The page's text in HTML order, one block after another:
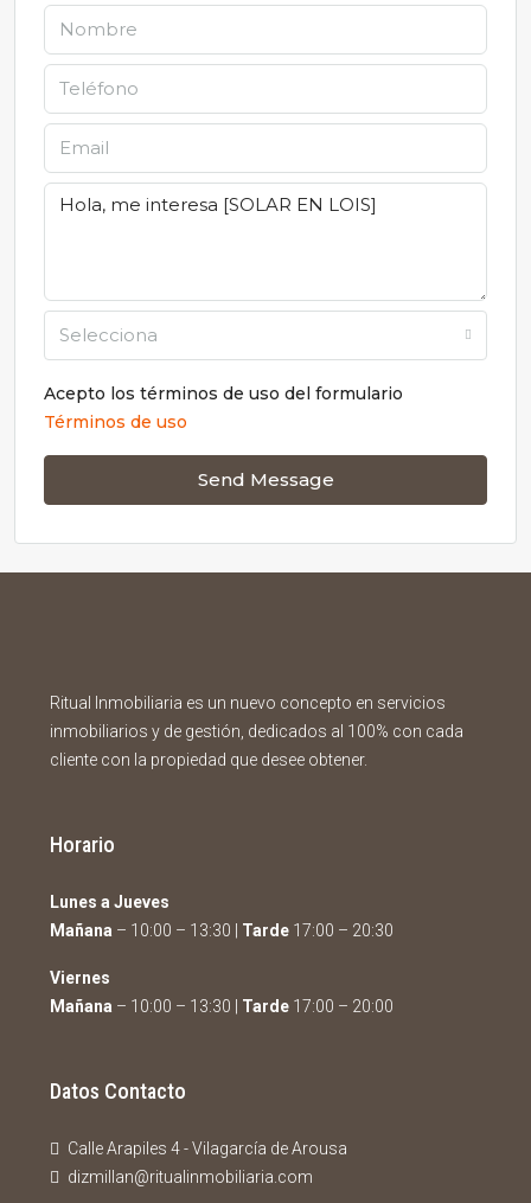
Selecciona
Acepto los términos de uso del formulario
Términos de uso
Send Message
Ritual Inmobiliaria es un nuevo concepto en servicios
inmobiliarios y de gestión, dedicados al 100% con cada
cliente con la propiedad que desee obtener.
Horario
Lunes a Jueves
Mañana – 10:00 – 13:30 | Tarde 17:00 – 20:30
Viernes
Mañana – 10:00 – 13:30 | Tarde 17:00 – 20:00
Datos Contacto
Calle Arapiles 4 - Vilagarcía de Arousa
dizmillan@ritualinmobiliaria.com